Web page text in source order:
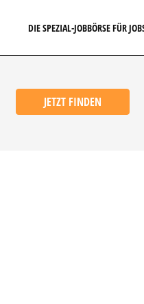
DIE SPEZIAL-JOBBÖRSE FÜR
JETZT FINDEN